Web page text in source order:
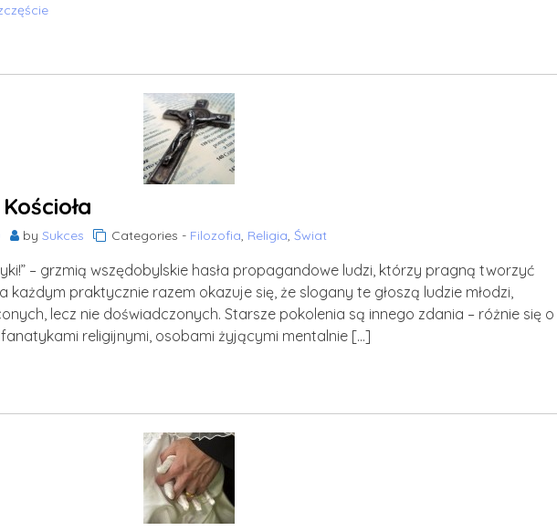
by Sukces Categories - Filozofia, Religia, Świat
– grzmią wszędobylskie hasła propagandowe ludzi, którzy pragną tworzyć
każdym praktycznie razem okazuje się, że slogany te głoszą ludzie młodzi,
lecz nie doświadczonych. Starsze pokolenia są innego zdania – różnie się o
religijnymi, osobami żyjącymi mentalnie […]